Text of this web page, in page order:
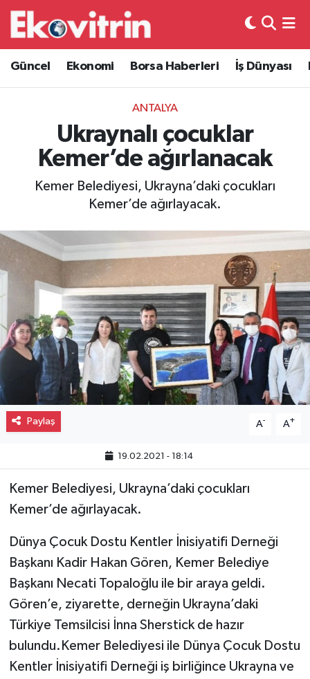
Güncel Ekonomi Borsa Haberleri İş Dünyası
ANTALYA
Ukraynalı çocuklar
Kemer’de ağırlanacak
Kemer Belediyesi, Ukrayna’daki çocukları
Kemer’de ağırlayacak.
Paylaş A- A+
19.02.2021 - 18:14
Kemer Belediyesi, Ukrayna’daki çocukları
Kemer’de ağırlayacak.
Dünya Çocuk Dostu Kentler İnisiyatifi Derneği
Başkanı Kadir Hakan Gören, Kemer Belediye
Başkanı Necati Topaloğlu ile bir araya geldi.
Gören’e, ziyarette, derneğin Ukrayna’daki
Türkiye Temsilcisi İnna Sherstick de hazır
bulundu.Kemer Belediyesi ile Dünya Çocuk Dostu
Kentler İnisiyatifi Derneği iş birliğince Ukrayna ve
Güncel
Ekonomi
Borsa Haberleri
İş Dünyası
Lojistik
Otovitrin
Asayiş
Magazin
Gayrimenkul
Spor
Eğitim
Hava Durumu
Trafik Durumu
Süper Lig Puan Durumu ve Fikstür
Tüm Manşetler
Son Dakika Haberleri
Haber Arşivi